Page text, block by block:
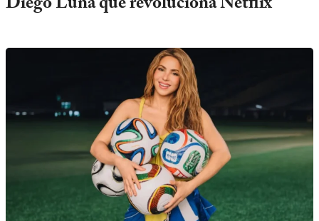
Diego Luna que revoluciona Netflix